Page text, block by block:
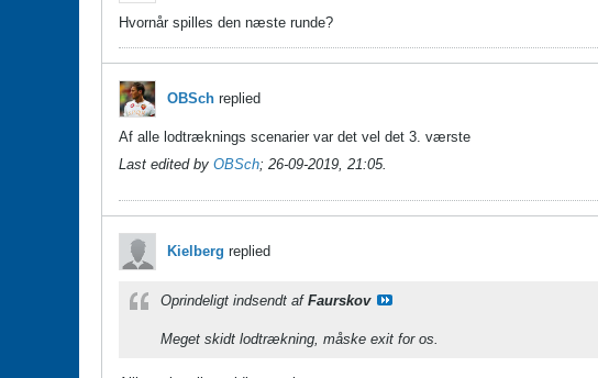
Hvornår spilles den næste runde?
OBSch replied
Af alle lodtræknings scenarier var det vel det 3. værste
Last edited by OBSch; 26-09-2019, 21:05.
Kielberg replied
Oprindeligt indsendt af Faurskov
Meget skidt lodtrækning, måske exit for os.